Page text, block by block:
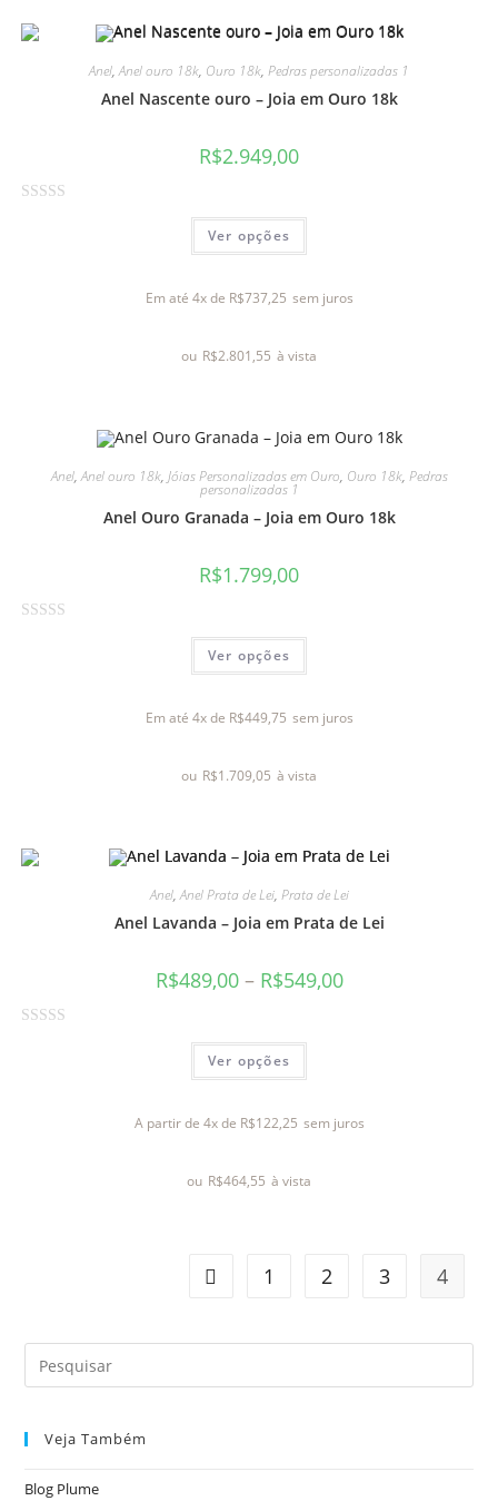
0
Anel,Anel ouro 18k, Ouro 18k, Pedras personalizadas 1
Anel Nascente ouro – Joia em Ouro 18k
R$2.949,00
Ver opções
Em até 4x de R$737,25 sem juros
ou R$2.801,55 à vista
Anel,Anel ouro 18k, Jóias Personalizadas em Ouro, Ouro 18k, Pedras
personalizadas 1
Anel Ouro Granada – Joia em Ouro 18k
R$1.799,00
0
Ver opções
Em até 4x de R$449,75 sem juros
ou R$1.709,05 à vista
Anel,Anel Prata de Lei, Prata de Lei
Anel Lavanda – Joia em Prata de Lei
R$489,00– R$549,00
Ver opções
A partir de 4x de R$122,25 sem juros
ou R$464,55 à vista
1 2 3 4
Veja Também
Blog Plume